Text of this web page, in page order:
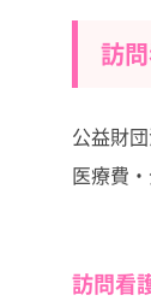
訪
公益財
医療費
訪問看